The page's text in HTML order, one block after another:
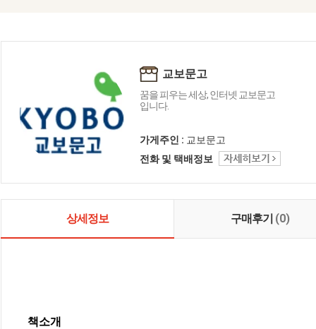
교보문고
꿈을 피우는 세상, 인터넷 교보문고
입니다.
가게주인 : 교보문고
전화 및 택배정보
상세정보 구매후기 (0)
책소개